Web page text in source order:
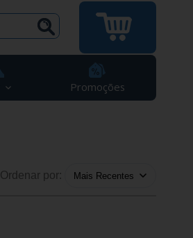
Promoções
Ordenar por: